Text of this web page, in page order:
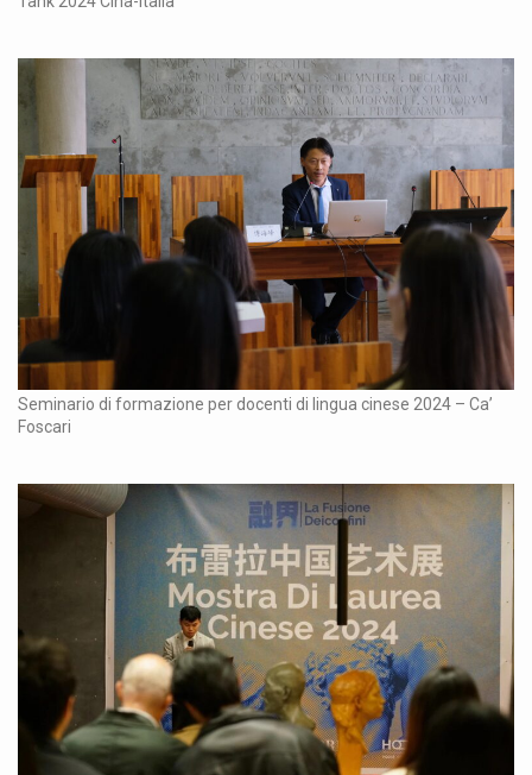
Seminario di formazione per docenti di lingua cinese 2024 – Ca’
Foscari